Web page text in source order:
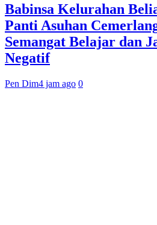
Babinsa Kelurahan
Panti Asuhan
Semangat Belajar dan
Negatif
Pen Dim4 jam ago 0